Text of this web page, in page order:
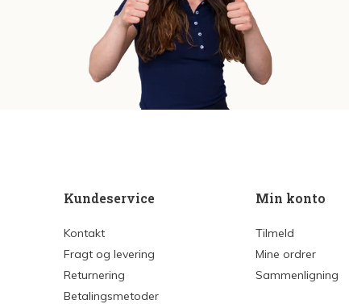
Kundeservice
Kontakt
Fragt og levering
Returnering
Betalingsmetoder
Min konto
Tilmeld
Mine ordrer
Sammenligning